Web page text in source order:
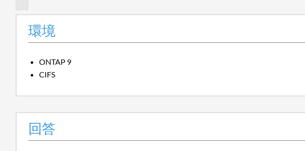
環境
ONTAP 9
CIFS
回答